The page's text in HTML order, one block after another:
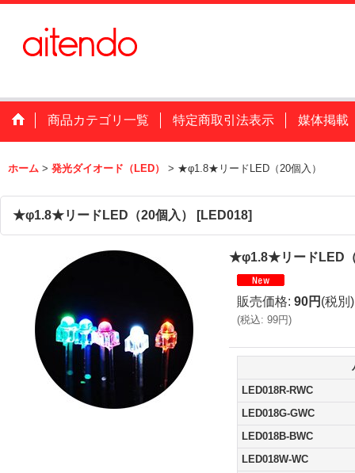
商品カテゴリ一覧 特定商取引法表示 媒体掲載
ホーム > 発光ダイオード（LED） > ★φ1.8★リードLED（20個入）
★φ1.8★リードLED（20個入） [LED018]
★φ1.8★リードLED
販売価格: 90円 (税別)
(税込: 99円)
LED018R-RWC
LED018G-GWC
LED018B-BWC
LED018W-WC